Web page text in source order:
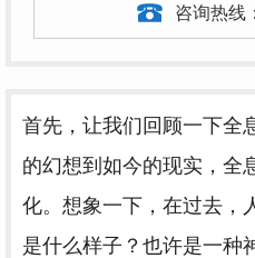
咨询热线：
首先，让我们回顾一下全
的幻想到如今的现实，全
化。想象一下，在过去，
是什么样子？也许是一种